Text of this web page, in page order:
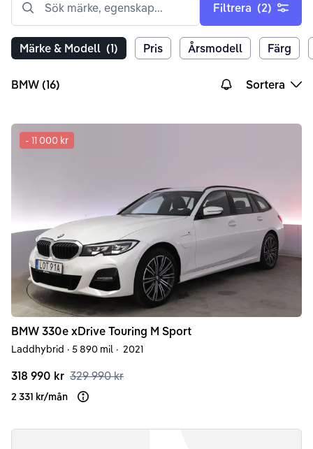
Sök märke, egenskap... Filtrera (2)
Märke & Modell (1) Pris Årsmodell Färg
BMW (16) Sortera
- 11 000 kr
BMW 330e xDrive Touring M Sport
Laddhybrid · 5 890 mil · 2021
318 990 kr 329 990 kr
2 331 kr/mån Läs mer om finansiering